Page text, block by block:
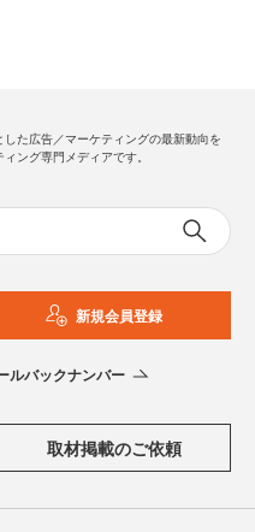
た広告／マーケティングの最新動向を
ング専門メディアです。
新規会員登録
ルバックナンバー
取材掲載のご依頼